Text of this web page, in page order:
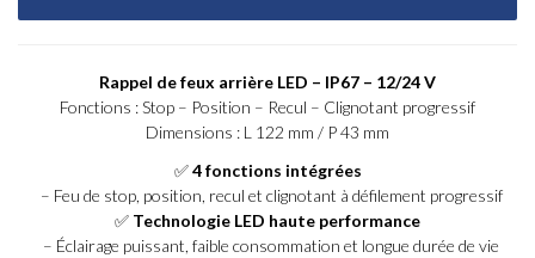
Rappel de feux arrière LED – IP67 – 12/24 V
Fonctions : Stop – Position – Recul – Clignotant progressif
Dimensions : L 122 mm / P 43 mm
✅4 fonctions intégrées
– Feu de stop, position, recul et clignotant à défilement progressif
✅ Technologie LED haute performance
– Éclairage puissant, faible consommation et longue durée de vie